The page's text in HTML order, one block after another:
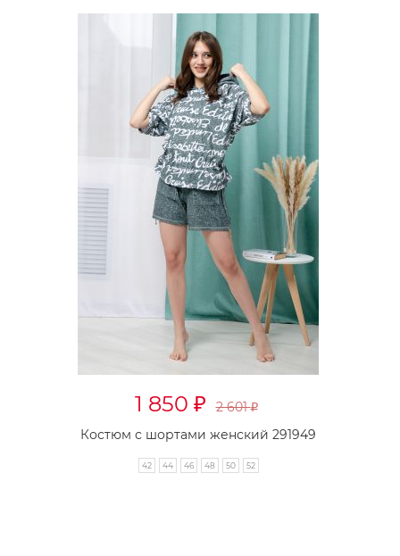
1 850 ₽ 2 601₽
Костюм с шортами женский 291949
42 44 46 48 50 52